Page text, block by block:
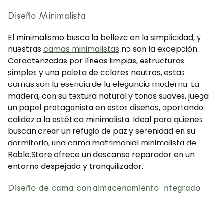
Diseño Minimalista
El minimalismo busca la belleza en la simplicidad, y
nuestrascamas minimalistas no son la excepción.
Caracterizadas por líneas limpias, estructuras
simples y una paleta de colores neutros, estas
camas son la esencia de la elegancia moderna. La
madera, con su textura natural y tonos suaves, juega
un papel protagonista en estos diseños, aportando
calidez a la estética minimalista. Ideal para quienes
buscan crear un refugio de paz y serenidad en su
dormitorio, una cama matrimonial minimalista de
Roble.Store ofrece un descanso reparador en un
entorno despejado y tranquilizador.
Diseño de cama con almacenamiento integrado